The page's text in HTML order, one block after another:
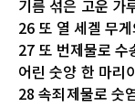
기름 섞은 고운 가
26 또 열 세겔 무
27 또 번제물로 수
어린 숫양 한 마리
28 속죄제물로 숫